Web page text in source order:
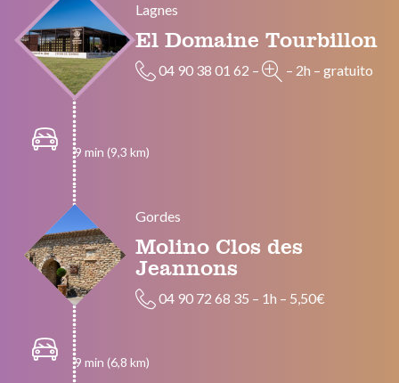
Lagnes
El Domaine Tourbillon
04 90 38 01 62 – – 2h – gratuito
9 min (9,3 km)
Gordes
Molino Clos des
Jeannons
04 90 72 68 35 – 1h – 5,50€
9 min (6,8 km)